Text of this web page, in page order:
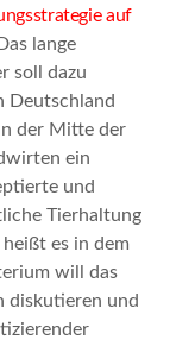
auf
lange
soll dazu
Deutschland
der Mitte der
ein
und
Tierhaltung
es in dem
will das
diskutieren und